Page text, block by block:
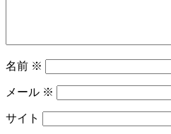
名前 ※
メール ※
サイト